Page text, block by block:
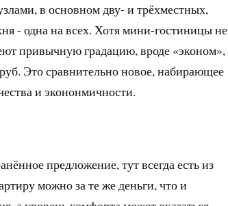
в основном дву- и трёхместных,
- одна на всех. Хотя мини-гостиницы не
привычную градацию, вроде «эконом»,
Это сравнительно новое, набирающее
и экононмичности.
предложение, тут всегда есть из
можно за те же деньги, что и